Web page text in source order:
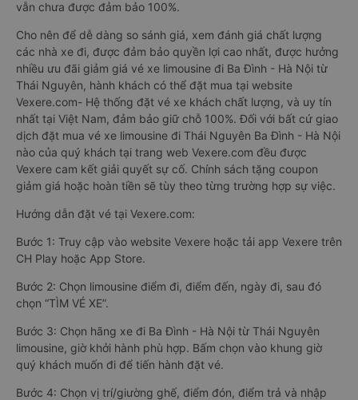
vẫn chưa được đảm bảo 100%.
Cho nên để dễ dàng so sánh giá, xem đánh giá chất lượng
các nhà xe đi, được đảm bảo quyền lợi cao nhất, được hưởng
nhiều ưu đãi giảm giá vé xe limousine đi Ba Đình - Hà Nội từ
Thái Nguyên, hành khách có thể đặt mua tại website
Vexere.com- Hệ thống đặt vé xe khách chất lượng, và uy tín
nhất tại Việt Nam, đảm bảo giữ chỗ 100%. Đối với bất cứ giao
dịch đặt mua vé xe limousine đi Thái Nguyên Ba Đình - Hà Nội
nào của quý khách tại trang web Vexere.com đều được
Vexere cam kết giải quyết sự cố. Chính sách tặng coupon
giảm giá hoặc hoàn tiền sẽ tùy theo từng trường hợp sự việc.
Hướng dẫn đặt vé tại Vexere.com:
Bước 1: Truy cập vào website Vexere hoặc tải app Vexere trên
CH Play hoặc App Store.
Bước 2: Chọn limousine điểm đi, điểm đến, ngày đi, sau đó
chọn “TÌM VÉ XE”.
Bước 3: Chọn hãng xe đi Ba Đình - Hà Nội từ Thái Nguyên
limousine, giờ khởi hành phù hợp. Bấm chọn vào khung giờ
quý khách muốn đi để tiến hành đặt vé.
Bước 4: Chọn vị trí/giường ghế, điểm đón, điểm trả và nhập